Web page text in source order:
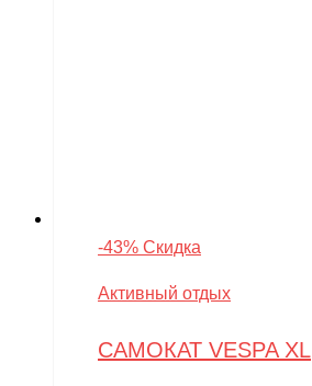
-43% Скидка
Активный отдых
САМОКАТ VESPA XL